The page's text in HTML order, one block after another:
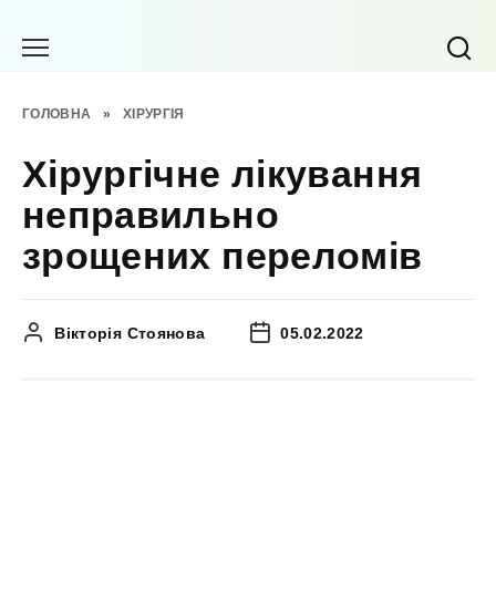
ГОЛОВНА » ХІРУРГІЯ
Хірургічне лікування
неправильно
зрощених переломів
Вікторія Стоянова 05.02.2022